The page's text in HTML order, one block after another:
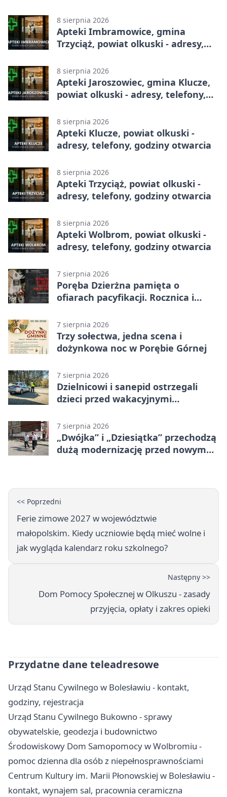
8 sierpnia 2026
Apteki Imbramowice, gmina
Trzyciąż, powiat olkuski - adresy,
8 sierpnia 2026
Apteki Jaroszowiec, gmina Klucze,
powiat olkuski - adresy, telefony,
8 sierpnia 2026
Apteki Klucze, powiat olkuski -
adresy, telefony, godziny otwarcia
8 sierpnia 2026
Apteki Trzyciąż, powiat olkuski -
adresy, telefony, godziny otwarcia
8 sierpnia 2026
Apteki Wolbrom, powiat olkuski -
adresy, telefony, godziny otwarcia
7 sierpnia 2026
Poręba Dzierżna pamięta o
ofiarach pacyfikacji. Rocznica i
7 sierpnia 2026
Trzy sołectwa, jedna scena i
dożynkowa noc w Porębie Górnej
7 sierpnia 2026
Dzielnicowi i sanepid ostrzegali
dzieci przed wakacyjnymi
7 sierpnia 2026
„Dwójka” i „Dziesiątka” przechodzą
dużą modernizację przed nowym
<< Poprzedni
Ferie zimowe 2027 w województwie
małopolskim. Kiedy uczniowie będą mieć wolne i
jak wygląda kalendarz roku szkolnego?
Następny >>
Dom Pomocy Społecznej w Olkuszu - zasady
przyjęcia, opłaty i zakres opieki
Przydatne dane teleadresowe
Urząd Stanu Cywilnego w Bolesławiu - kontakt,
godziny, rejestracja
Urząd Stanu Cywilnego Bukowno - sprawy
obywatelskie, geodezja i budownictwo
Środowiskowy Dom Samopomocy w Wolbromiu -
pomoc dzienna dla osób z niepełnosprawnościami
Centrum Kultury im. Marii Płonowskiej w Bolesławiu -
kontakt, wynajem sal, pracownia ceramiczna